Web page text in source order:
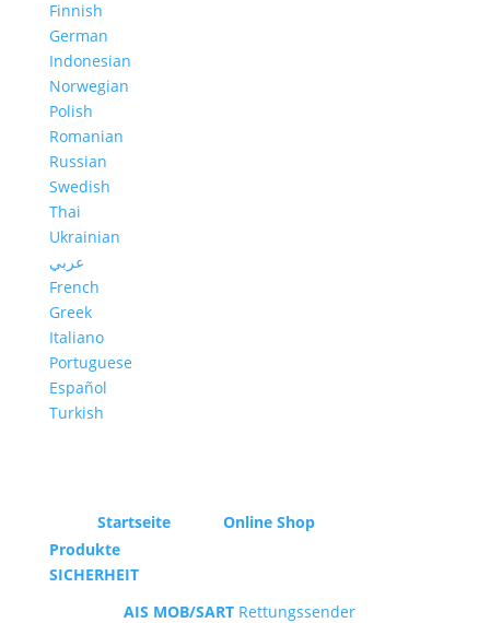
Finnish
German
Indonesian
Norwegian
Polish
Romanian
Russian
Swedish
Thai
Ukrainian
عربي
French
Greek
Italiano
Portuguese
Español
Turkish
Startseite
Online Shop
Produkte
SICHERHEIT
AIS MOB/SARTRettungssender